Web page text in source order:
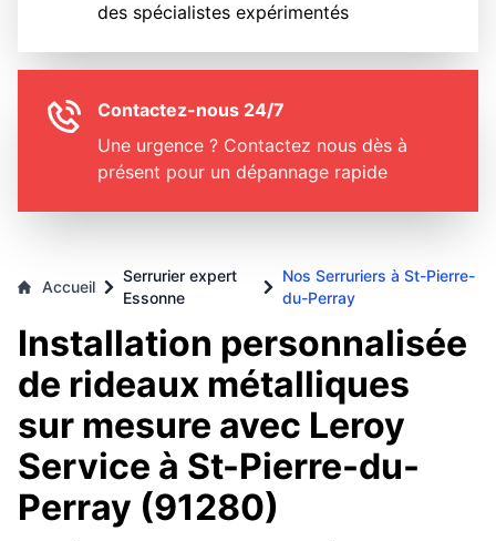
des spécialistes expérimentés
Contactez-nous 24/7
Une urgence ? Contactez nous dès à
présent pour un dépannage rapide
Accueil
Serrurier expert
Essonne
Nos Serruriers à St-Pierre-
du-Perray
Installation personnalisée
de rideaux métalliques
sur mesure avec Leroy
Service à St-Pierre-du-
Perray (91280)